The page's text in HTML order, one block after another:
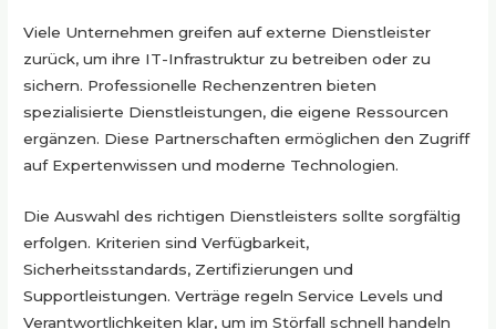
Viele Unternehmen greifen auf externe Dienstleister
zurück, um ihre IT-Infrastruktur zu betreiben oder zu
sichern. Professionelle Rechenzentren bieten
spezialisierte Dienstleistungen, die eigene Ressourcen
ergänzen. Diese Partnerschaften ermöglichen den Zugriff
auf Expertenwissen und moderne Technologien.
Die Auswahl des richtigen Dienstleisters sollte sorgfältig
erfolgen. Kriterien sind Verfügbarkeit,
Sicherheitsstandards, Zertifizierungen und
Supportleistungen. Verträge regeln Service Levels und
Verantwortlichkeiten klar, um im Störfall schnell handeln